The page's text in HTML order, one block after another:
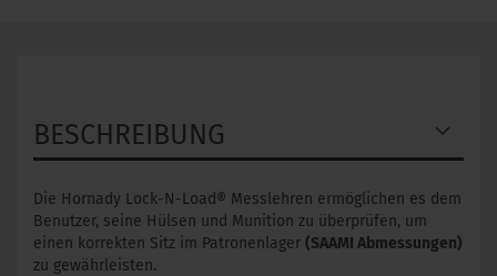
BESCHREIBUNG
Die Hornady Lock-N-Load® Messlehren ermöglichen es dem
Benutzer, seine Hülsen und Munition zu überprüfen, um
einen korrekten Sitz im Patronenlager (SAAMI Abmessungen)
zu gewährleisten.